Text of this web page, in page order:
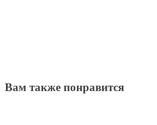
Вам также понравится